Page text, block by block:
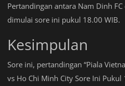
Pertandingan antara Nam Dinh
dimulai sore ini pukul 18.00 WIB.
Kesimpulan
Sore ini, pertandingan “Piala
vs Ho Chi Minh City Sore Ini Pukul